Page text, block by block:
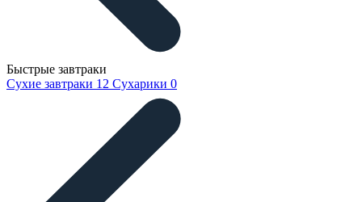
Быстрые завтраки
Сухие завтраки 12 Сухарики 0